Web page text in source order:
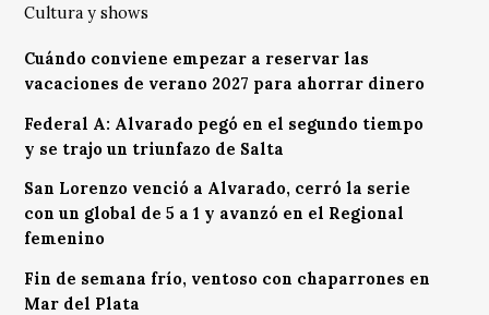
Cultura y shows
Cuándo conviene empezar a reservar las
vacaciones de verano 2027 para ahorrar dinero
Federal A: Alvarado pegó en el segundo tiempo
y se trajo un triunfazo de Salta
San Lorenzo venció a Alvarado, cerró la serie
con un global de 5 a 1 y avanzó en el Regional
femenino
Fin de semana frío, ventoso con chaparrones en
Mar del Plata